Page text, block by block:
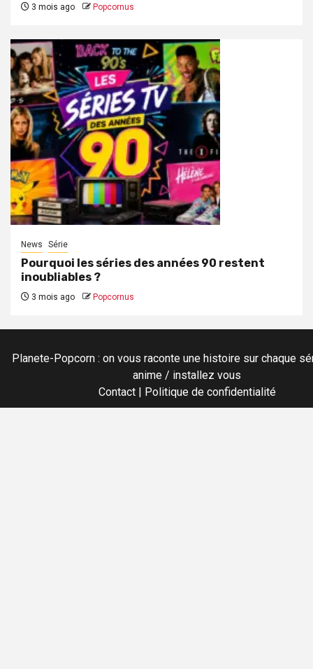
3 mois ago Popcornus
News Série
Pourquoi les séries des années 90 restent
inoubliables ?
3 mois ago Popcornus
Planete-Popcorn : on vous raconte une histoire sur chaque
anime / installez vous
Contact| Politique de confidentialité